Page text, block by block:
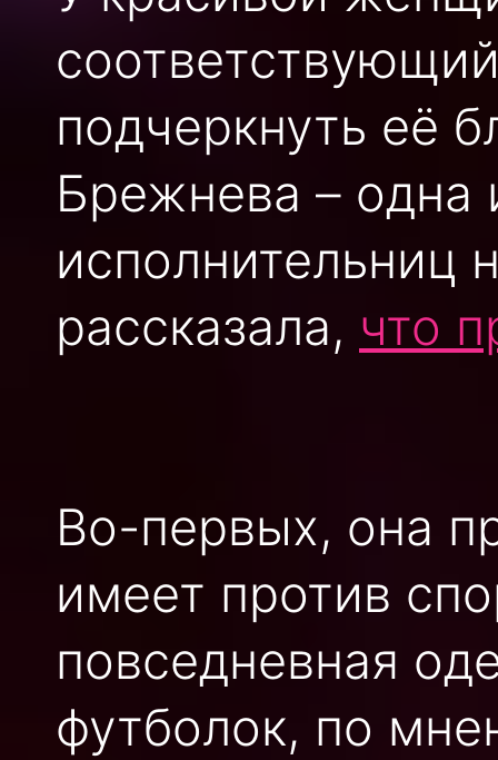
подчеркнуть её
Брежнева – одна
исполнительниц
рассказала, что
Во-первых, она
имеет против
повседневная
футболок, по